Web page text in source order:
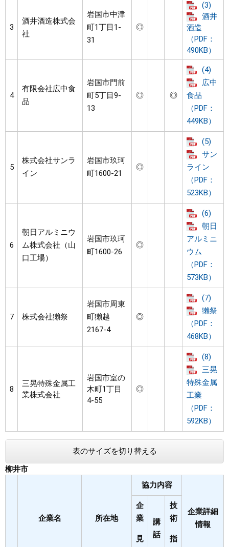
3
酒井酒造株式会
社
岩国市中津
町1丁目1-
31
◎
(3)
酒井
酒造
（PDF：
490KB）
4
有限会社広中食
品
岩国市門前
町5丁目9-
13
◎ ◎
(4)
広中
食品
（PDF：
449KB）
5
株式会社サンラ
イン
岩国市玖珂
町1600-21
◎
(5)
サン
ライン
（PDF：
523KB）
6
朝日アルミニウ
ム株式会社（山
口工場）
岩国市玖珂
町1600-26
◎
(6)
朝日
アルミニ
ウム
（PDF：
573KB）
7 株式会社獺祭
岩国市周東
町獺越
2167-4
◎
(7)
獺祭
（PDF：
468KB）
8
三晃特殊金属工
業株式会社
岩国市室の
木町1丁目
4‐55
◎
(8)
三晃
特殊金属
工業
（PDF：
592KB）
表のサイズを切り替える
柳井市
企業名 所在地
協力内容
企業詳細
情報
企
業
見
講
話
技
術
指